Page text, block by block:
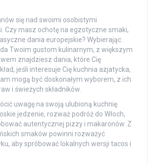
się nad swoimi osobistymi
Czy masz ochotę na egzotyczne smaki,
dania europejskie? Wybierając
Twoim gustom kulinarnym, z większym
znajdziesz dania, które Cię
jeśli interesuje Cię kuchnia azjatycka,
mogą być doskonałym wyborem, z ich
i świeżych składników.
uwagę na swoją ulubioną kuchnię.
jedzenie, rozważ podróż do Włoch,
autentycznej pizzy i makaronów. Z
smaków powinni rozważyć
aby spróbować lokalnych wersji tacos i